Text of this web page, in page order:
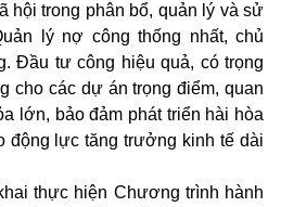
hội trong phân bổ, quản lý và sử
lý nợ công thống nhất, chủ
Đầu tư công hiệu quả, có trọng
cho các dự án trọng điểm, quan
lớn, bảo đảm phát triển hài hòa
động lực tăng trưởng kinh tế dài
thực hiện Chương trình hành